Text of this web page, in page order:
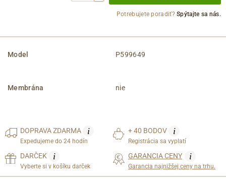
Potrebujete poradiť?Spýtajte sa nás.
Model P599649
Membrána nie
DOPRAVAZDARMA i
Expedujeme do 24 hodín
+ 40 BODOV i
Registrácia sa vyplatí
DARČEK i
Vyberte si v košíku darček
GARANCIA CENY i
Garancia najnižšej ceny na trhu.